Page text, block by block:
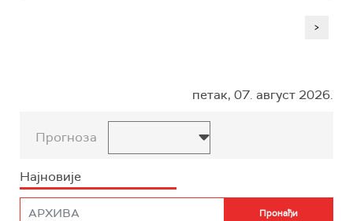
>
петак, 07. август 2026.
Прогноза
Најновије